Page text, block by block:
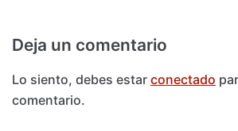
Deja un comentario
Lo siento, debes estar conectado
comentario.